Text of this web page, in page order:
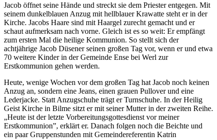
Jacob öffnet seine Hände und streckt sie dem Priester entgegen. Mit
seinem dunkelblauen Anzug mit hellblauer Krawatte steht er in der
Kirche. Jacobs Haare sind mit Haargel zurecht gemacht und er
schaut aufmerksam nach vorne. Gleich ist es so weit: Er empfängt
zum ersten Mal die heilige Kommunion. So stellt sich der
achtjährige Jacob Düsener seinen großen Tag vor, wenn er und etwa
70 weitere Kinder in der Gemeinde Ense bei Werl zur
Erstkommunion gehen werden.
Heute, wenige Wochen vor dem großen Tag hat Jacob noch keinen
Anzug an, sondern eine Jeans, einen grauen Pullover und eine
Lederjacke. Statt Anzugschuhe trägt er Turnschuhe. In der Heilig
Geist Kirche in Bilme sitzt er mit seiner Mutter in der zweiten Reihe.
„Heute ist der letzte Vorbereitungsgottesdienst vor meiner
Erstkommunion”, erklärt er. Danach folgen noch die Beichte und
ein paar Gruppenstunden mit Gemeindereferentin Katrin